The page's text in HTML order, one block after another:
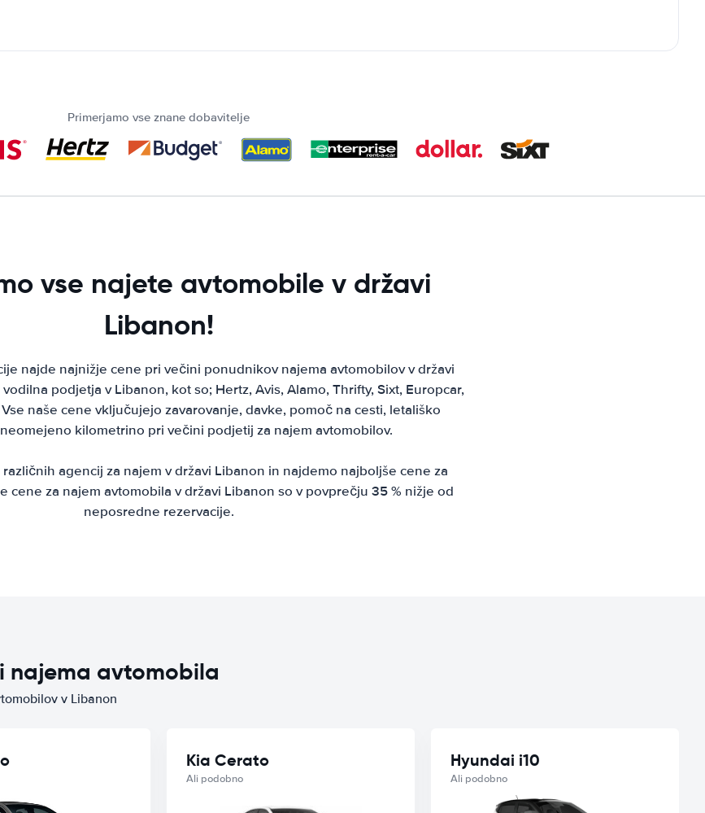
Primerjamo vse znane dobavitelje
vse najete avtomobile v državi
Libanon!
najde najnižje cene pri večini ponudnikov najema avtomobilov v državi
podjetja v Libanon, kot so; Hertz, Avis, Alamo, Thrifty, Sixt, Europcar,
naše cene vključujejo zavarovanje, davke, pomoč na cesti, letališko
kilometrino pri večini podjetij za najem avtomobilov.
agencij za najem v državi Libanon in najdemo najboljše cene za
cene za najem avtomobila v državi Libanon so v povprečju 35 % nižje od
neposredne rezervacije.
najema avtomobila
v Libanon
Kia Cerato
Ali podobno
Hyundai i10
Ali podobno